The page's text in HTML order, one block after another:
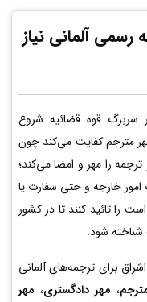
رسمیآلمانی نیاز
سربرگ قوه قضائیه شروع
مترجم کفایت می‌کند چون
را مهر و امضا می‌کند؛
خارجه و حتی سفارت یا
را تائید کنند تا در کشور
شود.
برای ترجمه‌های آلمانی
، مهر دادگستری، مهر